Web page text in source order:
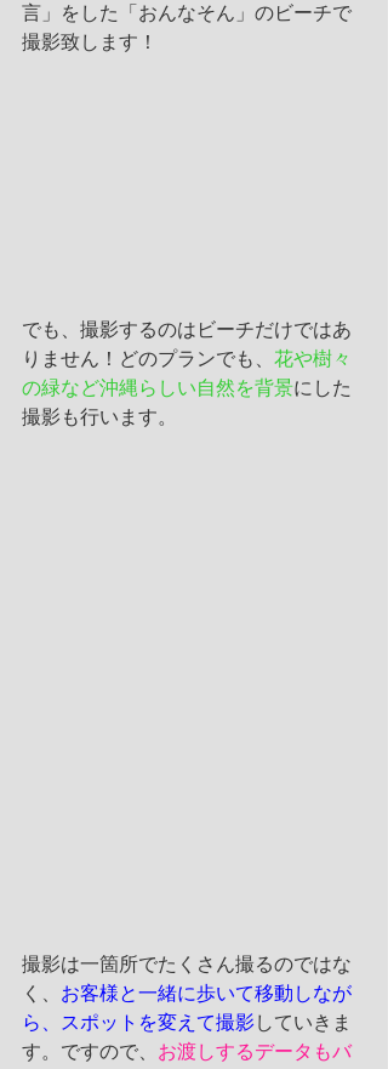
言」をした「おんなそん」のビーチで
撮影致します！
でも、撮影するのはビーチだけではあ
りません！どのプランでも、 花や樹々
の緑など沖縄らしい自然を背景にした
撮影も行います。
撮影は一箇所でたくさん撮るのではな
く、 お客様と一緒に歩いて移動しなが
ら、スポットを変えて撮影していきま
す。ですので、 お渡しするデータもバ